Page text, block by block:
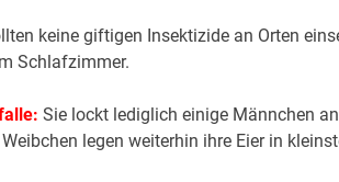
keine giftigen Insektizide an Orten
Schlafzimmer.
Sie lockt lediglich einige Männchen
legen weiterhin ihre Eier in